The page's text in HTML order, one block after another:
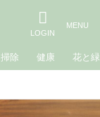
掃除 健康 花と緑